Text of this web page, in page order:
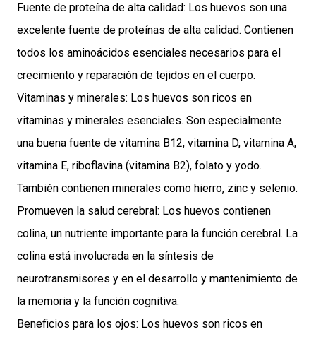
Fuente de proteína de alta calidad: Los huevos son una
excelente fuente de proteínas de alta calidad. Contienen
todos los aminoácidos esenciales necesarios para el
crecimiento y reparación de tejidos en el cuerpo.
Vitaminas y minerales: Los huevos son ricos en
vitaminas y minerales esenciales. Son especialmente
una buena fuente de vitamina B12, vitamina D, vitamina A,
vitamina E, riboflavina (vitamina B2), folato y yodo.
También contienen minerales como hierro, zinc y selenio.
Promueven la salud cerebral: Los huevos contienen
colina, un nutriente importante para la función cerebral. La
colina está involucrada en la síntesis de
neurotransmisores y en el desarrollo y mantenimiento de
la memoria y la función cognitiva.
Beneficios para los ojos: Los huevos son ricos en